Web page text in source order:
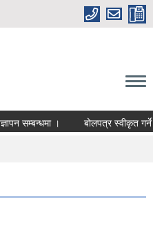
सम्बन्धमा । बोलपत्र स्वीकृत